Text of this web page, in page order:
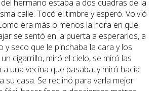
hermano estaba a dos cuadras de la
calle. Tocó el timbre y esperó. Volvió
era más o menos la hora en que
se sentó en la puerta a esperarlos, a
y seco que le pinchaba la cara y los
cigarrillo, miró el cielo, se miró las
a una vecina que pasaba, y miró hacia
su casa. Se reclinó para verla mejor